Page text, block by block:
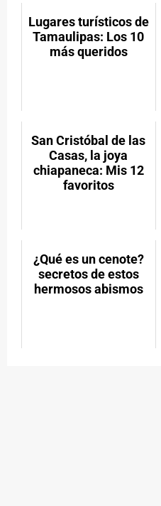
(Twitter)
Lugares turísticos de
Tamaulipas: Los 10
más queridos
San Cristóbal de las
Casas, la joya
chiapaneca: Mis 12
favoritos
¿Qué es un cenote?
secretos de estos
hermosos abismos